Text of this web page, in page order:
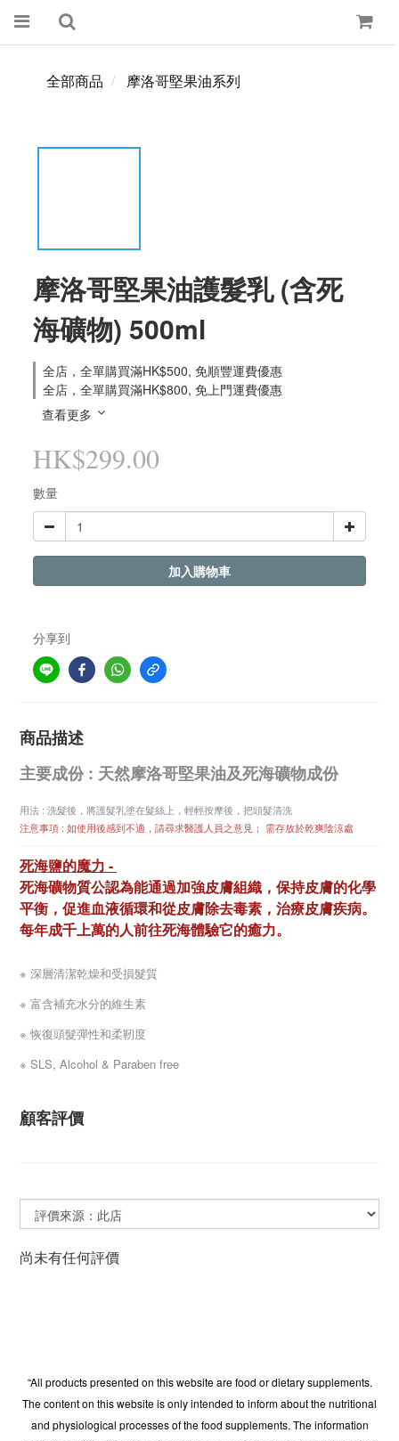
全部商品 摩洛哥堅果油系列
摩洛哥堅果油護髮乳 (含死
海礦物) 500ml
全店，全單購買滿HK$500, 免順豐運費優惠
全店，全單購買滿HK$800, 免上門運費優惠
查看更多
HK$299.00
數量
加入購物車
分享到
商品描述
主要成份 : 天然摩洛哥堅果油及死海礦物成份
用法 : 洗髮後，將護髮乳塗在髮絲上，輕輕按摩後，把頭髮清洗
注意事項 : 如使用後感到不適，請尋求醫護人員之意見； 需存放於乾爽陰涼處
死海鹽的魔力 -
死海礦物質公認為能通過加強皮膚組織，保持皮膚的化學
平衡，促進血液循環和從皮膚除去毒素，治療皮膚疾病。
每年成千上萬的人前往死海體驗它的癒力。
※ 深層清潔乾燥和受損髮質
※ 富含補充水分的維生素
※ 恢復頭髮彈性和柔靭度
※ SLS, Alcohol & Paraben free
顧客評價
尚未有任何評價
“All products presented on this website are food or dietary supplements.
The content on this website is only intended to inform about the nutritional
and physiological processes of the food supplements. The information